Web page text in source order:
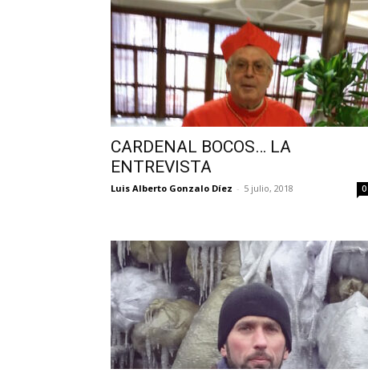
CARDENAL BOCOS… LA
ENTREVISTA
Luis Alberto Gonzalo Díez - 5 julio, 2018 0